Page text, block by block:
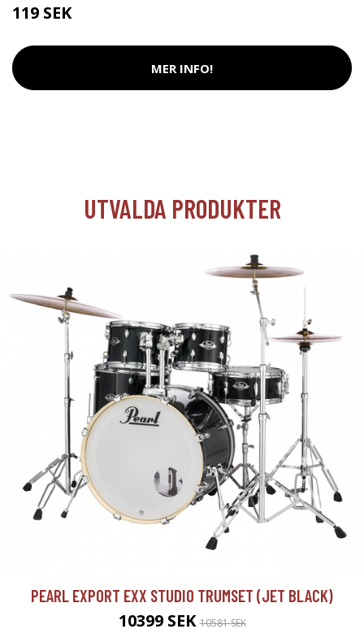
119 SEK
MER INFO!
UTVALDA PRODUKTER
PEARL EXPORT EXX STUDIO TRUMSET (JET BLACK)
10399 SEK10581 SEK